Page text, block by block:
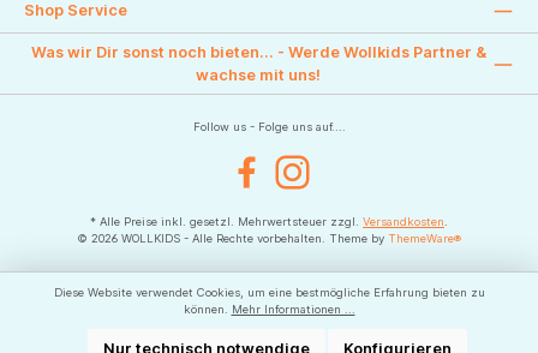
Shop Service
Was wir Dir sonst noch bieten... - Werde Wollkids Partner &
wachse mit uns!
Follow us - Folge uns auf....
FacebookInstagram
* Alle Preise inkl. gesetzl. Mehrwertsteuer zzgl. Versandkosten
© 2026 WOLLKIDS - Alle Rechte vorbehalten. Theme by ThemeWare®
Diese Website verwendet Cookies, um eine bestmögliche Erfahrung bieten zu
können.
Mehr Informationen ...
Nur technisch notwendige Konfigurieren